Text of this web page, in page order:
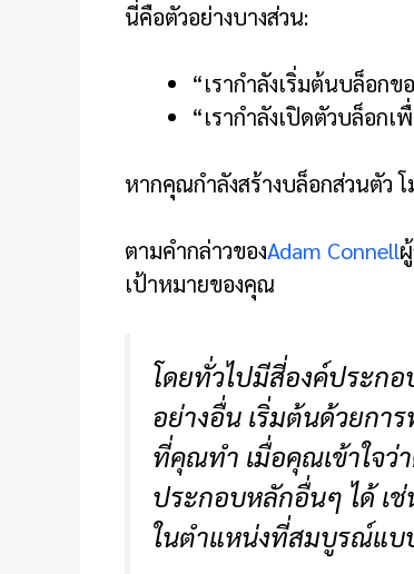
นี่คือตัวอย่างบางส่วน:
“เรากำลังเริ่มต้นบล็อก
“เรากำลังเปิดตัวบล็อก
หากคุณกำลังสร้างบล็อกส่วนตัว
ตามคำกล่าวของAdam Connell
เป้าหมายของคุณ
โดยทั่วไปมีสี่องค์ประกอ
อย่างอื่น เริ่มต้นด้วยกา
ที่คุณทำ เมื่อคุณเข้าใจว่
ประกอบหลักอื่นๆ ได้ เ
ในตำแหน่งที่สมบูรณ์แบ